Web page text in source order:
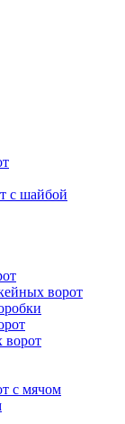
с шайбой
ворот
ворот
с мячом